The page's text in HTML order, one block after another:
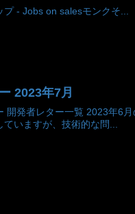
プ - Jobs on salesモンクそ...
2023年7月
開発者レター一覧 2023年6
いますが、技術的な問...